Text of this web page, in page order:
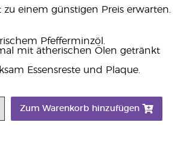
einem günstigen Preis erwarten.
Pfefferminzöl.
mit ätherischen Ölen getränkt
Essensreste und Plaque.
Zum Warenkorb hinzufügen